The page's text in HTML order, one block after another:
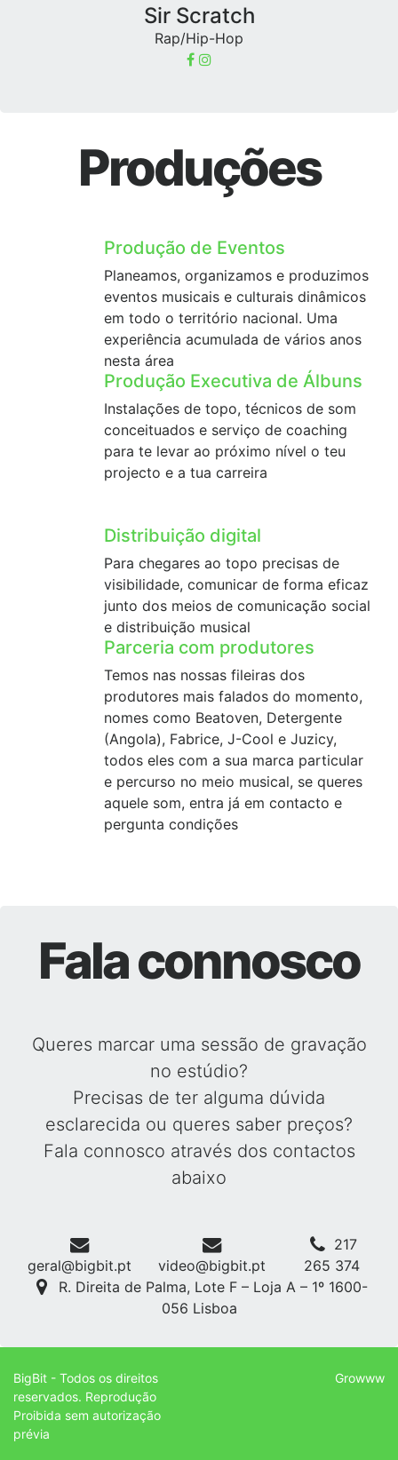
Sir Scratch
Rap/Hip-Hop
Produções
Produção de Eventos
Planeamos, organizamos e produzimos
eventos musicais e culturais dinâmicos
em todo o território nacional. Uma
experiência acumulada de vários anos
nesta área
Produção Executiva de Álbuns
Instalações de topo, técnicos de som
conceituados e serviço de coaching
para te levar ao próximo nível o teu
projecto e a tua carreira
Distribuição digital
Para chegares ao topo precisas de
visibilidade, comunicar de forma eficaz
junto dos meios de comunicação social
e distribuição musical
Parceria com produtores
Temos nas nossas fileiras dos
produtores mais falados do momento,
nomes como Beatoven, Detergente
(Angola), Fabrice, J-Cool e Juzicy,
todos eles com a sua marca particular
e percurso no meio musical, se queres
aquele som, entra já em contacto e
pergunta condições
Fala connosco
Queres marcar uma sessão de gravação
no estúdio?
Precisas de ter alguma dúvida
esclarecida ou queres saber preços?
Fala connosco através dos contactos
abaixo
geral@bigbit.pt video@bigbit.pt
217
265 374
R. Direita de Palma, Lote F – Loja A – 1º 1600-
056 Lisboa
BigBit - Todos os direitos
reservados. Reprodução
Proibida sem autorização
prévia
Growww